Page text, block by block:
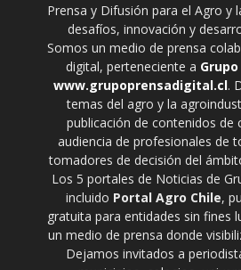
Prensa y Difusión para el Agro y
desafíos, innovación y
Somos un medio de prensa
digital, perteneciente a
www.grupoprensadigital.cl.
temas del agro y la
publicación de contenidos de
audiencia de profesionales de
tomadores de decisión del
Los 5 portales de Noticias de
incluido Portal Agro Chile,
gratuita para entidades sin fines
un medio de prensa donde
Dejamos invitados a